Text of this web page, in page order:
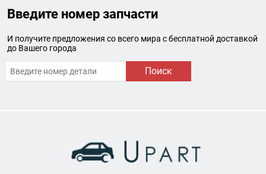
Введите номер запчасти
И получите предложения со всего мира с бесплатной доставкой
до Вашего города
Поиск